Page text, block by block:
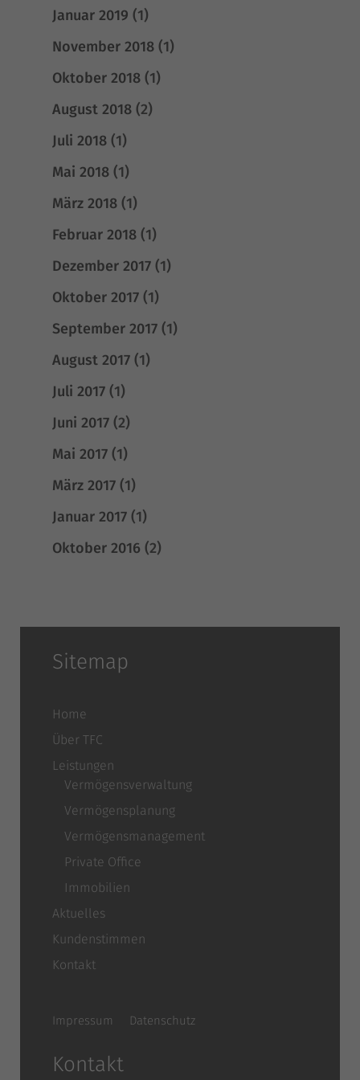
Januar 2019 (1)
November 2018(1)
Oktober 2018(1)
August 2018(2)
Juli 2018(1)
Mai 2018(1)
März 2018(1)
Februar 2018(1)
Dezember 2017(1)
Oktober 2017(1)
September 2017(1)
August 2017(1)
Juli 2017(1)
Juni 2017(2)
Mai 2017(1)
März 2017(1)
Januar 2017(1)
Oktober 2016 (2)
Sitemap
Home
Über TFC
Leistungen
Vermögensverwaltung
Vermögensplanung
Vermögensmanagement
Private Office
Immobilien
Aktuelles
Kundenstimmen
Kontakt
Impressum Datenschutz
Kontakt